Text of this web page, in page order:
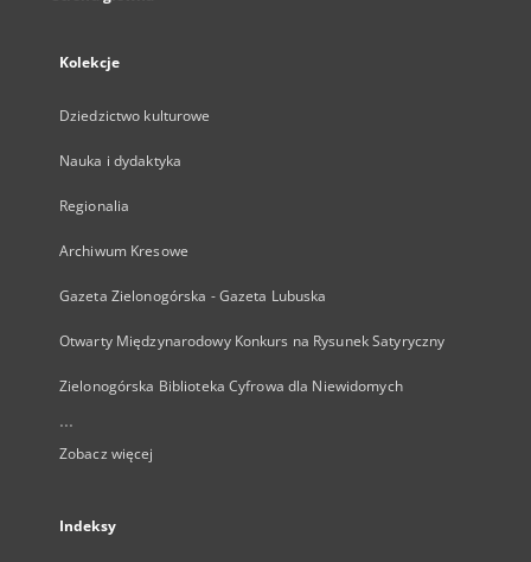
Kolekcje
Dziedzictwo kulturowe
Nauka i dydaktyka
Regionalia
Archiwum Kresowe
Gazeta Zielonogórska - Gazeta Lubuska
Otwarty Międzynarodowy Konkurs na Rysunek Satyryczny
Zielonogórska Biblioteka Cyfrowa dla Niewidomych
...
Zobacz więcej
Indeksy